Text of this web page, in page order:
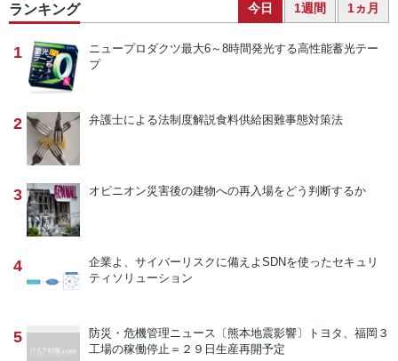
ランキング 今日 1週間 1ヵ月
1 ニュープロダクツ最大6～8時間発光する高性能蓄光テー
プ
2 弁護士による法制度解説食料供給困難事態対策法
3 オピニオン災害後の建物への再入場をどう判断するか
4 企業よ、サイバーリスクに備えよ SDNを使ったセキュリ
ティソリューション
5 防災・危機管理ニュース 〔熊本地震影響〕トヨタ、福岡３
工場の稼働停止＝２９日生産再開予定